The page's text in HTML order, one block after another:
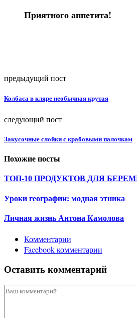
Приятного аппетита!
предыдущий пост
Колбаса в кляре необычная крутая
следующий пост
Закусочные слойки с крабовыми палочкам
Похожие посты
ТОП-10 ПРОДУКТОВ ДЛЯ
Уроки географии: модная этника
Личная жизнь Антона Камолова
Комментарии
Facebook комментарии
Оставить комментарий